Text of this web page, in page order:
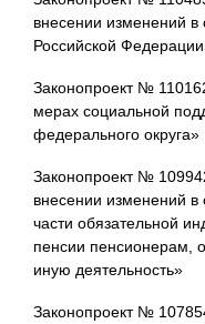
внесении изменений
Российской
Законопроект №
мерах социальной
федерального округа»
Законопроект №
внесении изменений в
части обязательной
пенсии пенсионерам,
иную деятельность»
Законопроект №